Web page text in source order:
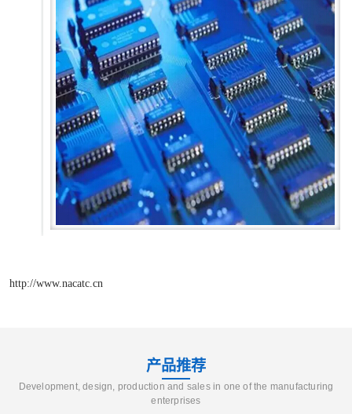
http://www.nacatc.cn
产品推荐
Development, design, production and sales in one of the manufacturing
enterprises